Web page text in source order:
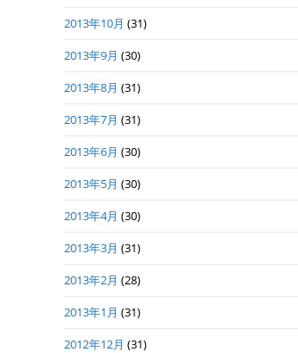
2013年10月 (31)
2013年9月 (30)
2013年8月 (31)
2013年7月 (31)
2013年6月 (30)
2013年5月 (30)
2013年4月 (30)
2013年3月 (31)
2013年2月 (28)
2013年1月 (31)
2012年12月 (31)